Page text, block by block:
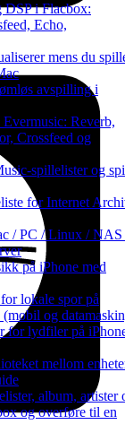
i Flacbox:
Echo,
mens du
avspilling i
Reverb,
Crossfeed og
spillelister og
for Internet
/ PC / Linux / NAS
på iPhone med
lokale spor på
og
for lydfiler på
mellom
album, artister
og overføre til en